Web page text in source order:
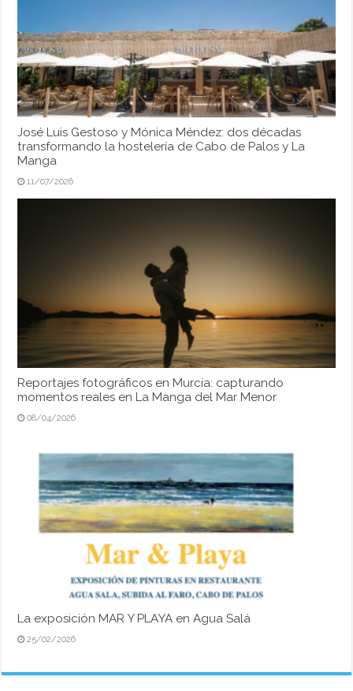
José Luis Gestoso y Mónica Méndez: dos décadas
transformando la hostelería de Cabo de Palos y La
Manga
11/07/2026
Reportajes fotográficos en Murcia: capturando
momentos reales en La Manga del Mar Menor
08/04/2026
La exposición MAR Y PLAYA en Agua Salá
25/02/2026